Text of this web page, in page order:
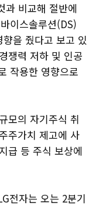
과 비교해 절반에
이스솔루션(DS)
을 줬다고 보고 있
쟁력 저하 및 인공
작용한 영향으로
모의 자기주식 취
주가치 제고에 사
급 등 주식 보상에
전자는 오는 2분기